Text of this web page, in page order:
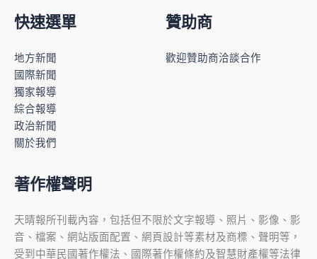
快速選單
地方新聞
國際新聞
獨家報導
綜合報導
政治新聞
關於我們
贊助商
歡迎贊助商洽談合作
著作權聲明
天晴報所刊載內容，包括但不限於文字報導、照片、影像、影
音、檔案、網站版面配置、網頁設計等素材及商標、聲明等，
受到中華民國著作權法、國際著作權條約及智慧財產權等法律